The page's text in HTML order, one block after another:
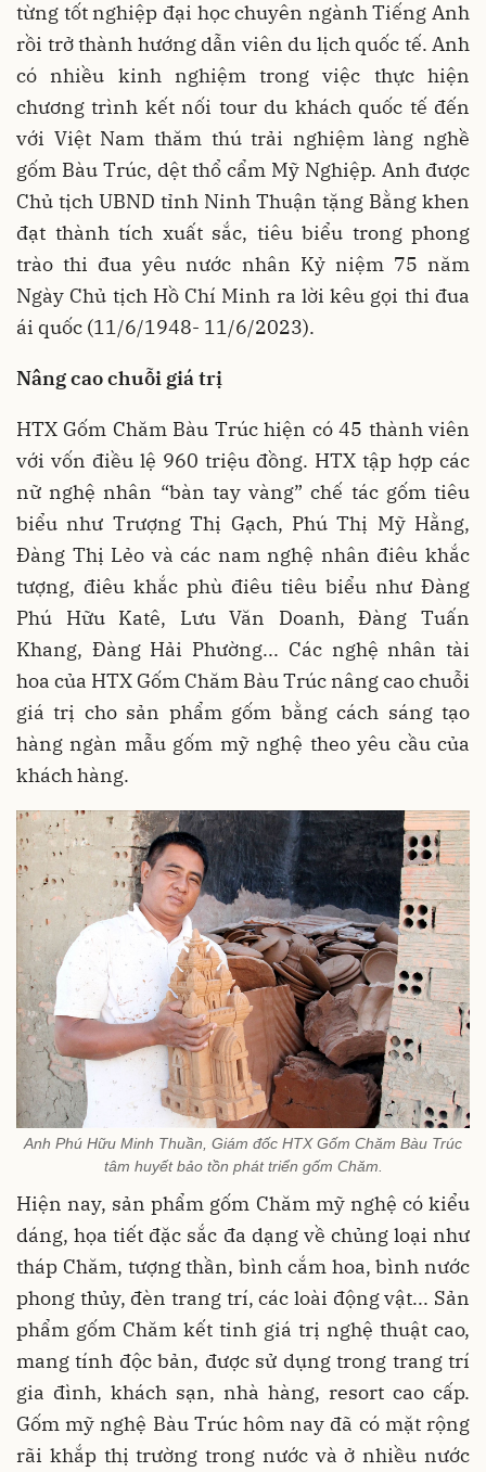
từng tốt nghiệp đại học chuyên ngành Tiếng Anh
rồi trở thành hướng dẫn viên du lịch quốc tế. Anh
có nhiều kinh nghiệm trong việc thực hiện
chương trình kết nối tour du khách quốc tế đến
với Việt Nam thăm thú trải nghiệm làng nghề
gốm Bàu Trúc, dệt thổ cẩm Mỹ Nghiệp. Anh được
Chủ tịch UBND tỉnh Ninh Thuận tặng Bằng khen
đạt thành tích xuất sắc, tiêu biểu trong phong
trào thi đua yêu nước nhân Kỷ niệm 75 năm
Ngày Chủ tịch Hồ Chí Minh ra lời kêu gọi thi đua
ái quốc (11/6/1948- 11/6/2023).
Nâng cao chuỗi giá trị
HTX Gốm Chăm Bàu Trúc hiện có 45 thành viên
với vốn điều lệ 960 triệu đồng. HTX tập hợp các
nữ nghệ nhân “bàn tay vàng” chế tác gốm tiêu
biểu như Trượng Thị Gạch, Phú Thị Mỹ Hằng,
Đàng Thị Lẻo và các nam nghệ nhân điêu khắc
tượng, điêu khắc phù điêu tiêu biểu như Đàng
Phú Hữu Katê, Lưu Văn Doanh, Đàng Tuấn
Khang, Đàng Hải Phường... Các nghệ nhân tài
hoa của HTX Gốm Chăm Bàu Trúc nâng cao chuỗi
giá trị cho sản phẩm gốm bằng cách sáng tạo
hàng ngàn mẫu gốm mỹ nghệ theo yêu cầu của
khách hàng.
Anh Phú Hữu Minh Thuần, Giám đốc HTX Gốm Chăm Bàu Trúc
tâm huyết bảo tồn phát triển gốm Chăm.
Hiện nay, sản phẩm gốm Chăm mỹ nghệ có kiểu
dáng, họa tiết đặc sắc đa dạng về chủng loại như
tháp Chăm, tượng thần, bình cắm hoa, bình nước
phong thủy, đèn trang trí, các loài động vật... Sản
phẩm gốm Chăm kết tinh giá trị nghệ thuật cao,
mang tính độc bản, được sử dụng trong trang trí
gia đình, khách sạn, nhà hàng, resort cao cấp.
Gốm mỹ nghệ Bàu Trúc hôm nay đã có mặt rộng
rãi khắp thị trường trong nước và ở nhiều nước